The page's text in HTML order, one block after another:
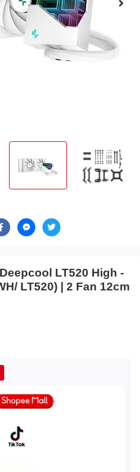
LT520 High -
LT520) | 2 Fan 12cm